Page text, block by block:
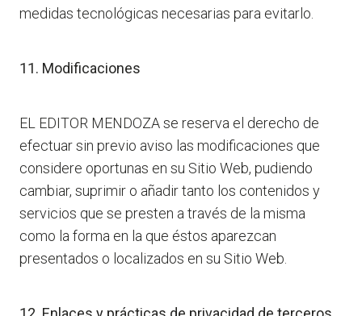
medidas tecnológicas necesarias para evitarlo.
11. Modificaciones
EL EDITOR MENDOZA se reserva el derecho de
efectuar sin previo aviso las modificaciones que
considere oportunas en su Sitio Web, pudiendo
cambiar, suprimir o añadir tanto los contenidos y
servicios que se presten a través de la misma
como la forma en la que éstos aparezcan
presentados o localizados en su Sitio Web.